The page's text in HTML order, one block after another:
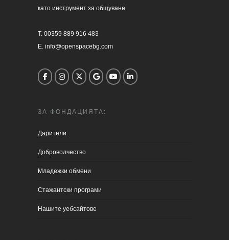
като инструмент за общуване.
T. 00359 889 916 483
E. info@openspacebg.com
ЗА ФОНДАЦИЯТА:
Дарители
Доброволчество
Младежки обмени
Стажантски програми
Нашите уебсайтове